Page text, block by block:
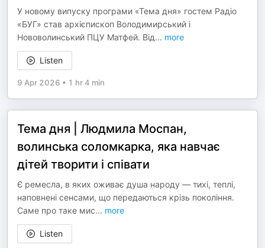
У новому випуску програми «Тема дня» гостем Радіо
«БУГ» став архієпископ Володимирський і
Нововолинський ПЦУ Матфей. Від... more
Listen
9 Apr 2026 • 1 hr 4 min
Тема дня | Людмила Моспан,
волинська соломкарка, яка навчає
дітей творити і співати
Є ремесла, в яких оживає душа народу — тихі, теплі,
наповнені сенсами, що передаються крізь покоління.
Саме про таке мис... more
Listen